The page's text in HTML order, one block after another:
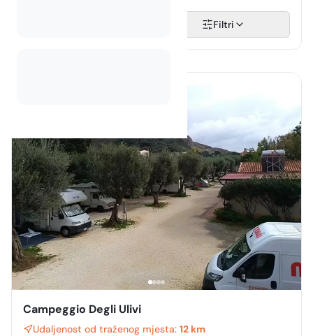
Filtri
Campeggio Degli Ulivi
Udaljenost od traženog mjesta: 12 km